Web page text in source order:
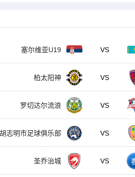
塞尔维亚U19 VS
柏太阳神 VS
罗切达尔流浪 VS
胡志明市足球俱乐部 VS
圣乔治城 VS